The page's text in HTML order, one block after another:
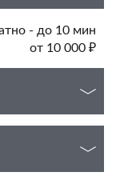
- до 10 мин
от 10 000 ₽